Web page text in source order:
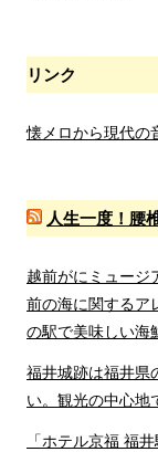
リンク
懐メロから現代の
人生一度！腰
越前がにミュージ
前の海に関するア
の駅で美味しい海
福井城跡は福井県
い。観光の中心地
「ホテル京福 福